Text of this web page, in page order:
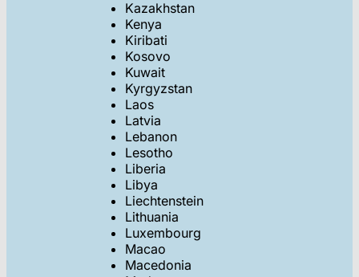
Kazakhstan
Kenya
Kiribati
Kosovo
Kuwait
Kyrgyzstan
Laos
Latvia
Lebanon
Lesotho
Liberia
Libya
Liechtenstein
Lithuania
Luxembourg
Macao
Macedonia